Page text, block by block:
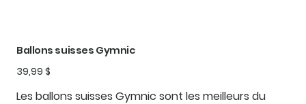
Ballons suisses Gymnic
Prix
39,99 $
Les ballons suisses Gymnic sont les meilleurs du